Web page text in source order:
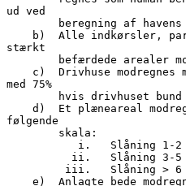
ud ved
beregning af
stærkt
befærdede
med 75%
hvis drivhuset
følgende
        skala:
i.
ii.
iii.
e)  Anlagte bede